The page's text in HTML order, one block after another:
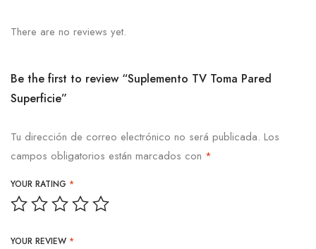
There are no reviews yet.
Be the first to review “Suplemento TV Toma Pared
Superficie”
Tu dirección de correo electrónico no será publicada. Los
campos obligatorios están marcados con *
YOUR RATING *
YOUR REVIEW *